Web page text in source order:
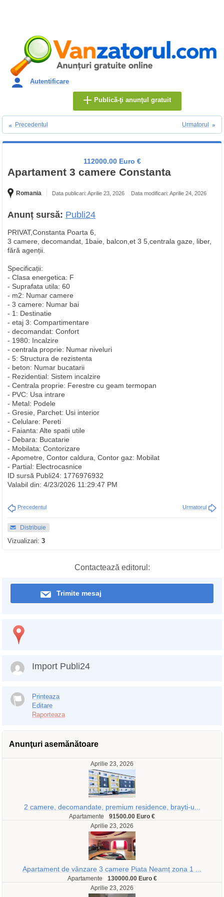
Autentificare
Publică-ţi anunţul gratuit
Precedentul Urmatorul
112000.00 Euro €
Apartament 3 camere Constanta
Romania Data publicari: Aprilie 23, 2026 Data modificari: Aprilie 24, 2026
Anunț sursă: Publi24
PRIVAT,Constanta Poarta 6,
3 camere, decomandat, 1baie, balcon,et 3 5,centrala gaze, liber,
fără agenții.
Specificații:
- Clasa energetica: F
- Suprafata utila: 60
- m2: Numar camere
- 3 camere: Numar bai
- 1: Destinatie
- etaj 3: Compartimentare
- decomandat: Confort
- 1980: Incalzire
- centrala proprie: Numar niveluri
- 5: Structura de rezistenta
- beton: Numar bucatarii
- Rezidential: Sistem incalzire
- Centrala proprie: Ferestre cu geam termopan
- PVC: Usa intrare
- Metal: Podele
- Gresie, Parchet: Usi interior
- Celulare: Pereti
- Faianta: Alte spatii utile
- Debara: Bucatarie
- Mobilata: Contorizare
- Apometre, Contor caldura, Contor gaz: Mobilat
- Partial: Electrocasnice
ID sursă Publi24: 1776976932
Valabil din: 4/23/2026 11:29:47 PM
Precedentul Urmatorul
Distribuie
Vizualizari: 3
Contactează editorul:
Trimite mesaj
Import Publi24
Printeaza
Editare
Raporteaza
Anunţuri asemănătoare
Aprilie 23, 2026
2 camere, decomandate, premium residence, brayti-u...
Apartamente
91500.00 Euro €
Aprilie 23, 2026
Apartament de vânzare 3 camere Piata Neamț zona 1 ...
Apartamente
130000.00 Euro €
Aprilie 23, 2026